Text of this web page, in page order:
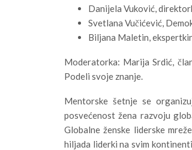
Danijela Vuković,
Svetlana Vučićević,
Biljana Maletin,
Moderatorka: Marija Srdić,
Podeli svoje znanje.
Mentorske šetnje se
posvećenost žena razvoju
Globalne ženske liderske
hiljada liderki na svim